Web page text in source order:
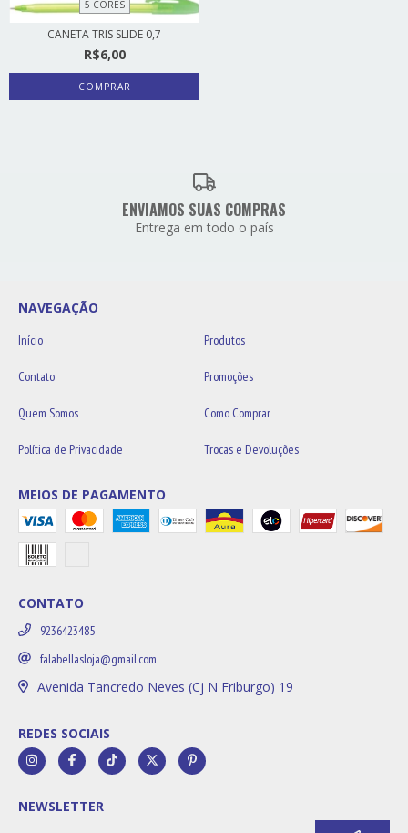
5 CORES
CANETA TRIS SLIDE 0,7
R$6,00
COMPRAR
ENVIAMOS SUAS COMPRAS
Entrega em todo o país
NAVEGAÇÃO
Início Produtos
Contato Promoções
Quem Somos Como Comprar
Política de Privacidade Trocas e Devoluções
MEIOS DE PAGAMENTO
CONTATO
9236423485
falabellasloja@gmail.com
Avenida Tancredo Neves (Cj N Friburgo) 19
REDES SOCIAIS
NEWSLETTER